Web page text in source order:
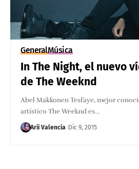
GeneralMúsica
In The Night, el nuevo
de The Weeknd
Abel Makkonen Tesfaye, mejor
artístico The Weeknd es…
Arii Valencia Dic 9, 2015